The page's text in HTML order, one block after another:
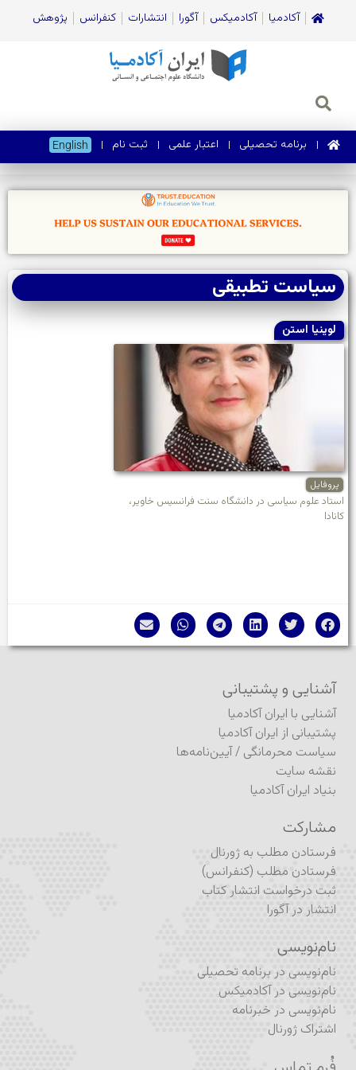
آکادمیا آکادمیکس آگورا انتشارات کنفرانس پژوهش
برنامه تحصیلی اعتبار علمی ثبت نام English
سیاست تطبیقی‌
لوینیا استن
پروفایل
استاد علوم سیاسی در دانشگاه سنت فرانسیس خاویر،
کانادا
آشنایی و پشتیبانی
آشنایی با ایران آکادمیا
پشتیبانی از ایران آکادمیا
سیاست محرمانگی /آیین‌نامه‌ها
نقشه سایت
بنیاد ایران آکادمیا
مشارکت
فرستادن مطلب به ژورنال
فرستادن مطلب (کنفرانس)
ثبت درخواست انتشار کتاب
انتشار در آگورا
نام‌نویسی
نام‌نویسی در برنامه تحصیلی
نام‌نویسی در آکادمیکس
نام‌نویسی در خبرنامه
اشتراک ژورنال